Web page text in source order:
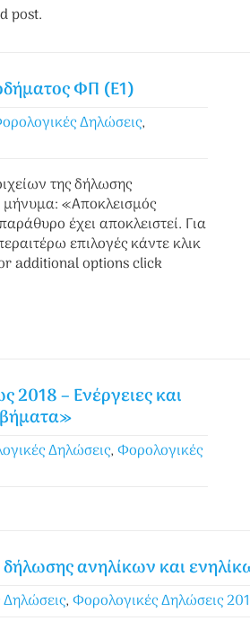
post.
ΦΠ (Ε1)
Δηλώσεις,
της δήλωσης
μήνυμα: «Αποκλεισμός
έχει αποκλειστεί. Για
επιλογές κάντε κλικ
additional options click
2018 – Ενέργειες και
Δηλώσεις,Φορολογικές
ανηλίκων και
,Φορολογικές Δηλώσεις